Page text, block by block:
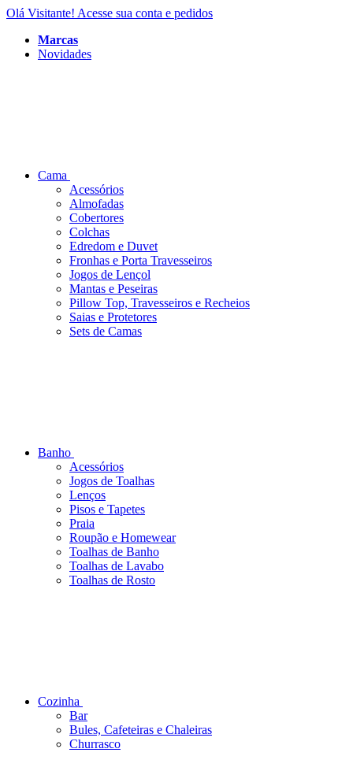
Olá Visitante! Acesse sua conta e pedidos
Marcas
Novidades
Cama
Acessórios
Almofadas
Cobertores
Colchas
Edredom e Duvet
Fronhas e Porta Travesseiros
Jogos de Lençol
Mantas e Peseiras
Pillow Top, Travesseiros e Recheios
Saias e Protetores
Sets de Camas
Banho
Acessórios
Jogos de Toalhas
Lenços
Pisos e Tapetes
Praia
Roupão e Homewear
Toalhas de Banho
Toalhas de Lavabo
Toalhas de Rosto
Cozinha
Bar
Bules, Cafeteiras e Chaleiras
Churrasco